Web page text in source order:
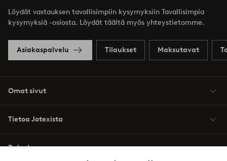
Löydät vastauksen tavallisimpiin kysymyksiin Tavallisimpia
kysymyksiä -osiosta. Löydät täältä myös yhteystietomme.
Asiakaspalvelu Tilaukset Maksutavat
Omat sivut
Tietoa Jotexista
Palvelumme